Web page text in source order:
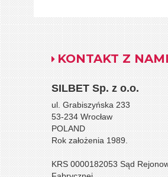
KONTAKT Z NAMI
SILBET Sp. z o.o.
ul. Grabiszyńska 233
53-234 Wrocław
POLAND
Rok założenia 1989.
KRS 0000182053 Sąd